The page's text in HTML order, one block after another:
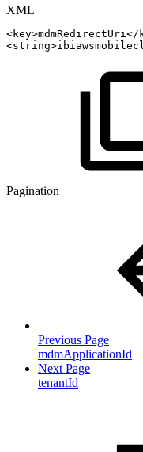
XML
<key>mdmRedirectUri</
<string>
Pagination
Previous Page
mdmApplicationId
Next Page
tenantId